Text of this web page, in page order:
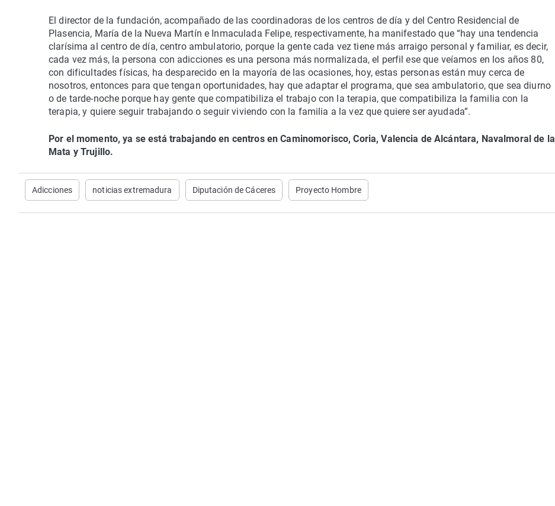
El director de la fundación, acompañado de las coordinadoras de los centros de día y del Centro Residencial de
Plasencia, María de la Nueva Martín e Inmaculada Felipe, respectivamente, ha manifestado que “hay una tendencia
clarísima al centro de día, centro ambulatorio, porque la gente cada vez tiene más arraigo personal y familiar, es decir,
cada vez más, la persona con adicciones es una persona más normalizada, el perfil ese que veíamos en los años 80,
con dificultades físicas, ha desparecido en la mayoría de las ocasiones, hoy, estas personas están muy cerca de
nosotros, entonces para que tengan oportunidades, hay que adaptar el programa, que sea ambulatorio, que sea diurno
o de tarde-noche porque hay gente que compatibiliza el trabajo con la terapia, que compatibiliza la familia con la
terapia, y quiere seguir trabajando o seguir viviendo con la familia a la vez que quiere ser ayudada”.
Por el momento, ya se está trabajando en centros en Caminomorisco, Coria, Valencia de Alcántara, Navalmoral de la
Mata y Trujillo.
Adicciones noticias extremadura Diputación de Cáceres Proyecto Hombre